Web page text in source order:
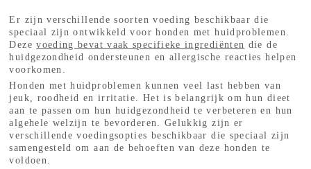
Er zijn verschillende soorten voeding beschikbaar die
speciaal zijn ontwikkeld voor honden met huidproblemen.
Dezevoeding bevat vaak specifieke ingrediënten die de
huidgezondheid ondersteunen en allergische reacties helpen
voorkomen.
Honden met huidproblemen kunnen veel last hebben van
jeuk, roodheid en irritatie. Het is belangrijk om hun dieet
aan te passen om hun huidgezondheid te verbeteren en hun
algehele welzijn te bevorderen. Gelukkig zijn er
verschillende voedingsopties beschikbaar die speciaal zijn
samengesteld om aan de behoeften van deze honden te
voldoen.